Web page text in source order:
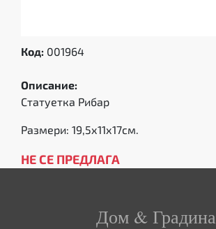
Код: 001964
Описание:
Статуетка Рибар
Размери: 19,5х11х17см.
НЕ СЕ ПРЕДЛАГА
Дом & Градина